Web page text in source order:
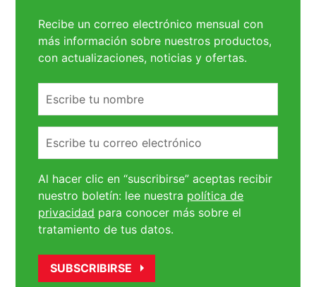
Recibe un correo electrónico mensual con
más información sobre nuestros productos,
con actualizaciones, noticias y ofertas.
electrónico
Al hacer clic en “suscribirse” aceptas recibir
nuestro boletín: lee nuestra política de
privacidad para conocer más sobre el
tratamiento de tus datos.